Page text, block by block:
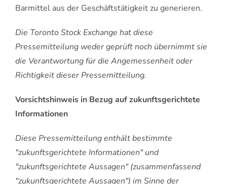
Barmittel aus der Geschäftstätigkeit zu generieren.
Die Toronto Stock Exchange hat diese
Pressemitteilung weder geprüft noch übernimmt sie
die Verantwortung für die Angemessenheit oder
Richtigkeit dieser Pressemitteilung.
Vorsichtshinweis in Bezug auf zukunftsgerichtete
Informationen
Diese Pressemitteilung enthält bestimmte
"zukunftsgerichtete Informationen"und
"zukunftsgerichtete Aussagen" (zusammenfassend
"zukunftsgerichtete Aussagen") im Sinne der